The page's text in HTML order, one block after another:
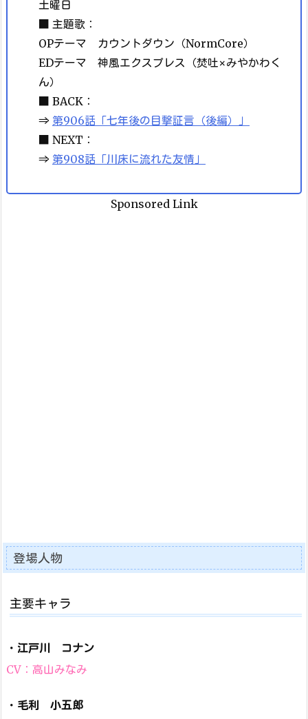
土曜日
■ 主題歌：
OPテーマ カウントダウン（NormCore）
EDテーマ 神風エクスプレス（焚吐×みやかわく
ん）
■ BACK：
⇒ 第906話「七年後の目撃証言（後編）」
■ NEXT：
⇒ 第908話「川床に流れた友情」
Sponsored Link
登場人物
主要キャラ
・ 江戸川 コナン
CV：高山みなみ
・ 毛利 小五郎